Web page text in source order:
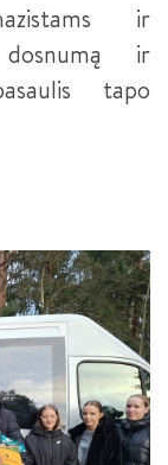
LYGIS (2026 M.
ir
ir
tapo